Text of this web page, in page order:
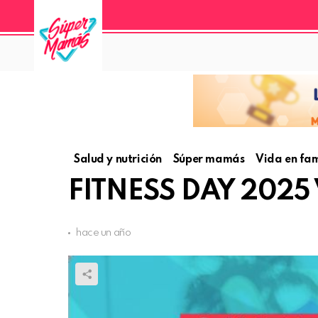
Salud y nutrición Súper mamás Vida en
FITNESS DAY 2025
hace un año